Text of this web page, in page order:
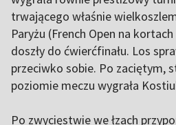
trwającego właśnie
Paryżu (French Open na
doszły do ćwierćfinału. Los
przeciwko sobie. Po zaciętym,
poziomie meczu wygrała
Po zwycięstwie we łzach